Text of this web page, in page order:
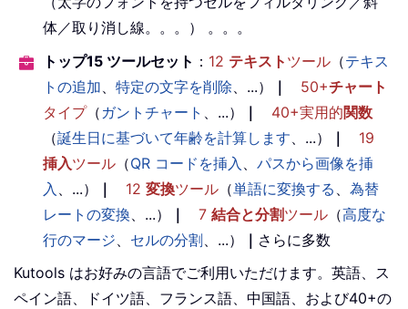
体／取り消し線。。。） 。。。
トップ15 ツールセット ： 12 テキスト ツール （テキス
トの追加、 特定の文字を削除、...） ｜ 50+チャート
タイプ（ ガントチャート 、...） ｜ 40+実用的関数
（誕生日に基づいて年齢を計算します、...） ｜
19
挿入ツール （QR コードを挿入 、 パスから画像を挿
入 、...） ｜ 12 変換ツール （単語に変換する 、 為替
レートの変換、...） ｜ 7 結合と分割ツール （高度な
行のマージ、 セルの分割、...） ｜ さらに多数
Kutools はお好みの言語でご利用いただけます。英語、ス
ペイン語、ドイツ語、フランス語、中国語、および40+の